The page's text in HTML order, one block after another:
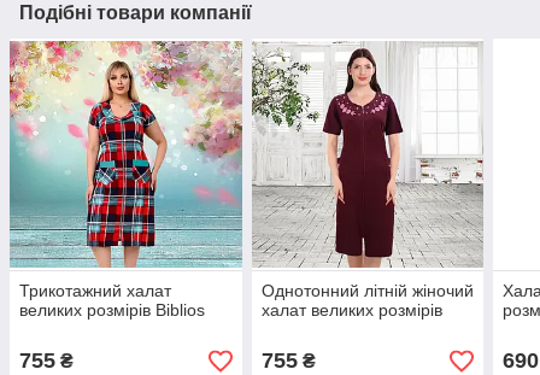
Подібні товари компанії
Трикотажний халат
великих розмірів Biblios
755 ₴
Однотонний літній жіночий
халат великих розмірів
755₴ 690